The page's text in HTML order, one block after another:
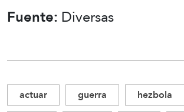
Fuente:Diversas
actuar guerra hezbola